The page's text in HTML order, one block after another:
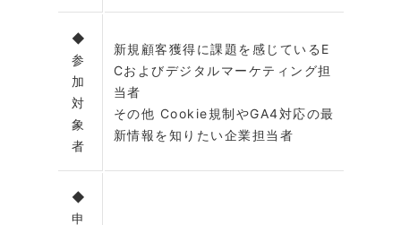
◆
参
加
対
象
者
新規顧客獲得に課題を感じているE
Cおよびデジタルマーケティング担
当者
その他 Cookie規制やGA4対応の最
新情報を知りたい企業担当者
◆
申